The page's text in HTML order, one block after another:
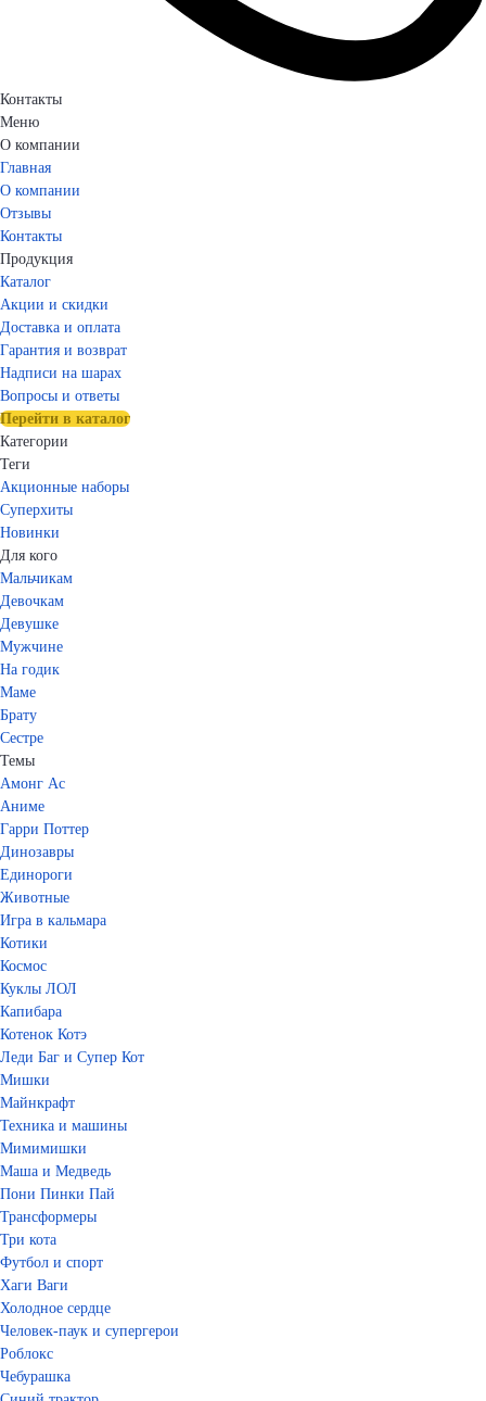
Контакты
Меню
О компании
Главная
О компании
Отзывы
Контакты
Продукция
Каталог
Акции и скидки
Доставка и оплата
Гарантия и возврат
Надписи на шарах
Вопросы и ответы
Перейти в каталог
Категории
Теги
Акционные наборы
Суперхиты
Новинки
Для кого
Мальчикам
Девочкам
Девушке
Мужчине
На годик
Маме
Брату
Сестре
Темы
Амонг Ас
Аниме
Гарри Поттер
Динозавры
Единороги
Животные
Игра в кальмара
Котики
Космос
Куклы ЛОЛ
Капибара
Котенок Котэ
Леди Баг и Супер Кот
Мишки
Майнкрафт
Техника и машины
Мимимишки
Маша и Медведь
Пони Пинки Пай
Трансформеры
Три кота
Футбол и спорт
Хаги Ваги
Холодное сердце
Человек-паук и супергерои
Роблокс
Чебурашка